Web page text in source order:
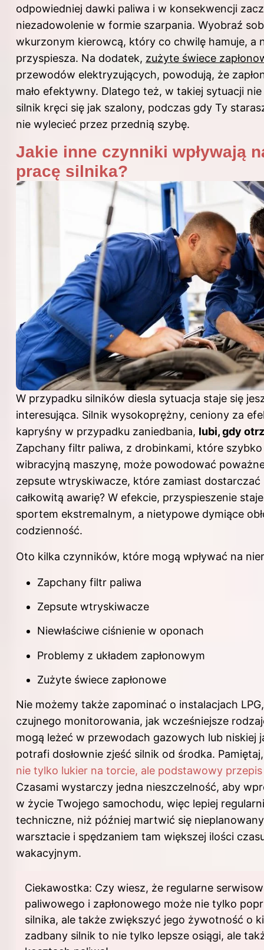
odpowiedniej dawki paliwa i w konsekwencji
niezadowolenie w formie szarpania. Wyobraź
wkurzonym kierowcą, który co chwilę hamuje, a
przyspiesza. Na dodatek, zużyte świece
przewodów elektryzujących, powodują, że
mało efektywny. Dlatego też, w takiej sytuacji
silnik kręci się jak szalony, podczas gdy Ty
nie wylecieć przez przednią szybę.
Jakie inne czynniki wpływają
pracę silnika?
W przypadku silników diesla sytuacja staje się
interesująca. Silnik wysokoprężny, ceniony za
kapryśny w przypadku zaniedbania, lubi, gdy
Zapchany filtr paliwa, z drobinkami, które
wibracyjną maszynę, może powodować
zepsute wtryskiwacze, które zamiast dostarczać
całkowitą awarię? W efekcie, przyspieszenie
sportem ekstremalnym, a nietypowe dymiące
codzienność.
Oto kilka czynników, które mogą wpływać na
Zapchany filtr paliwa
Zepsute wtryskiwacze
Niewłaściwe ciśnienie w oponach
Problemy z układem zapłonowym
Zużyte świece zapłonowe
Nie możemy także zapominać o instalacjach
czujnego monitorowania, jak wcześniejsze
mogą leżeć w przewodach gazowych lub niskiej
potrafi dosłownie zjeść silnik od środka.
nie tylko lukier na torcie, ale podstawowy
Czasami wystarczy jedna nieszczelność, aby
w życie Twojego samochodu, więc lepiej
techniczne, niż później martwić się
warsztacie i spędzaniem tam większej ilości
wakacyjnym.
Ciekawostka: Czy wiesz, że regularne
paliwowego i zapłonowego może nie tylko
silnika, ale także zwiększyć jego żywotność o
zadbany silnik to nie tylko lepsze osiągi, ale